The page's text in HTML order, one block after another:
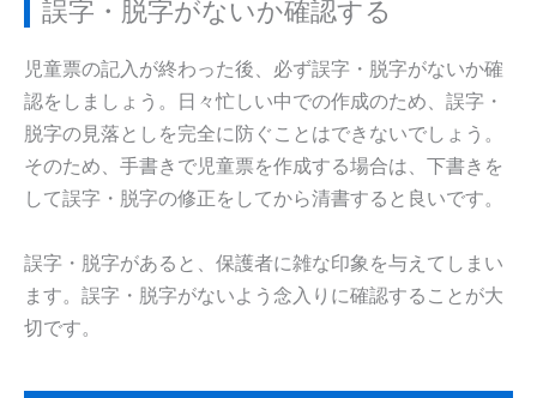
誤字・脱字がないか確認する
児童票の記入が終わった後、必ず誤字・脱字がないか確
認をしましょう。日々忙しい中での作成のため、誤字・
脱字の見落としを完全に防ぐことはできないでしょう。
そのため、手書きで児童票を作成する場合は、下書きを
して誤字・脱字の修正をしてから清書すると良いです。
誤字・脱字があると、保護者に雑な印象を与えてしまい
ます。誤字・脱字がないよう念入りに確認することが大
切です。